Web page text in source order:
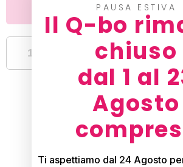
Preview
Aggiungi al
carrello
PAUSA ESTIVA
Il Q-bo
chiuso
dal 1 al
Agosto
Ti aspettiamo dal 24 Agosto